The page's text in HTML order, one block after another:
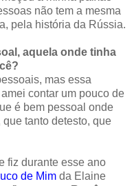
não tem a mesma
pela história da Rússia.
aquela onde tinha
mas essa
contar um pouco de
é bem pessoal onde
tanto detesto, que
fiz durante esse ano
de Mim da Elaine